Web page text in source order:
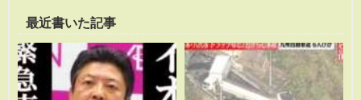
最近書いた記事